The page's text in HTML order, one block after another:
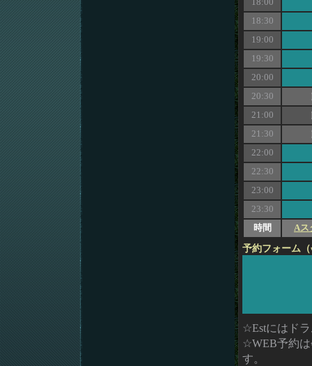
18:30
19:00
19:30
20:00
20:30
21:00
21:30
22:00
22:30
23:00
23:30
時間
Aス
予約フォーム
☆Estにはド
☆WEB予約
す。